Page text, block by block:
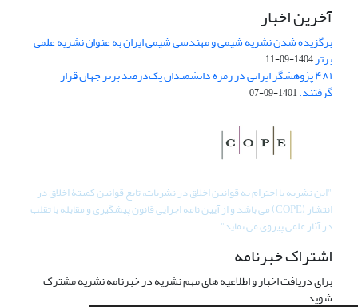
آخرین اخبار
برگزیده شدن نشریه شیمی و مهندسی شیمی ایران به عنوان نشریه علمی
برتر1404-09-11
۴۸۱ پژوهشگر ایرانی در زمره دانشمندان یک‌درصد برتر جهان قرار
گرفتند.1401-09-07
"این نشریه با احترام به قوانین اخلاق در نشریات، تابع قوانین کمیتۀ اخلاق در
انتشار (COPE) می باشد و از آیین نامه اجرایی قانون پیشگیری و مقابله با تقلب
در آثار علمی پیروی می نماید".
اشتراک خبرنامه
برای دریافت اخبار و اطلاعیه های مهم نشریه در خبرنامه نشریه مشترک
شوید.